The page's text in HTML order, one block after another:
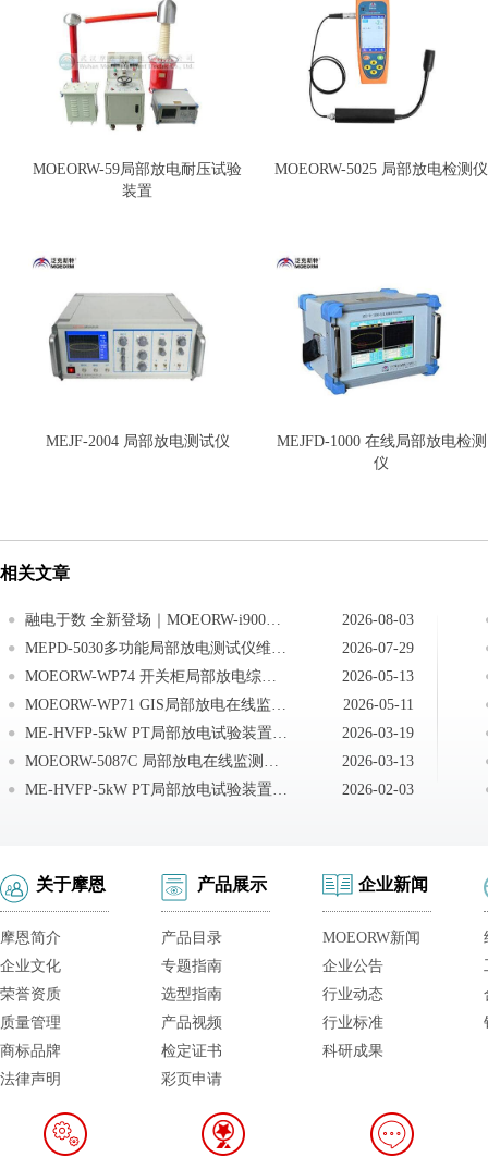
MOEORW-59局部放电耐压试验
装置
MOEORW-5025 局部放电检测仪
MEJF-2004 局部放电测试仪
MEJFD-1000 在线局部放电检测
仪
相关文章
融电于数 全新登场｜MOEORW-i900PD多功能局部放电检测仪——只专注‘更精准、更高效’的检测体验 ，让运维更简单！
2026-08-03
MEPD-5030多功能局部放电测试仪维护与保养
2026-07-29
MOEORW-WP74 开关柜局部放电综合在线监测系统校准及参数说明
2026-05-13
MOEORW-WP71 GIS局部放电在线监测系统运行维护注意事项
2026-05-11
ME-HVFP-5kW PT局部放电试验装置日常维护
2026-03-19
MOEORW-5087C 局部放电在线监测装置功能要求
2026-03-13
ME-HVFP-5kW PT局部放电试验装置注意事项
2026-02-03
关于摩恩
摩恩简介
企业文化
荣誉资质
质量管理
商标品牌
法律声明
产品展示
产品目录
专题指南
选型指南
产品视频
检定证书
彩页申请
企业新闻
MOEORW新闻
企业公告
行业动态
行业标准
科研成果